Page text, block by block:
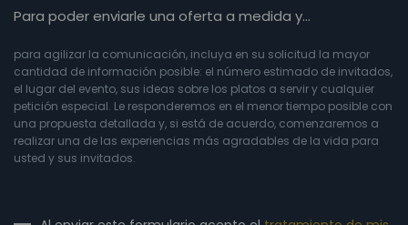
Para poder enviarle una oferta a medida y…
para agilizar la comunicación, incluya en su solicitud la mayor
cantidad de información posible: el número estimado de invitados,
el lugar del evento, sus ideas sobre los platos a servir y cualquier
petición especial. Le responderemos en el menor tiempo posible con
una propuesta detallada y, si está de acuerdo, comenzaremos a
realizar una de las experiencias más agradables de la vida para
usted y sus invitados.